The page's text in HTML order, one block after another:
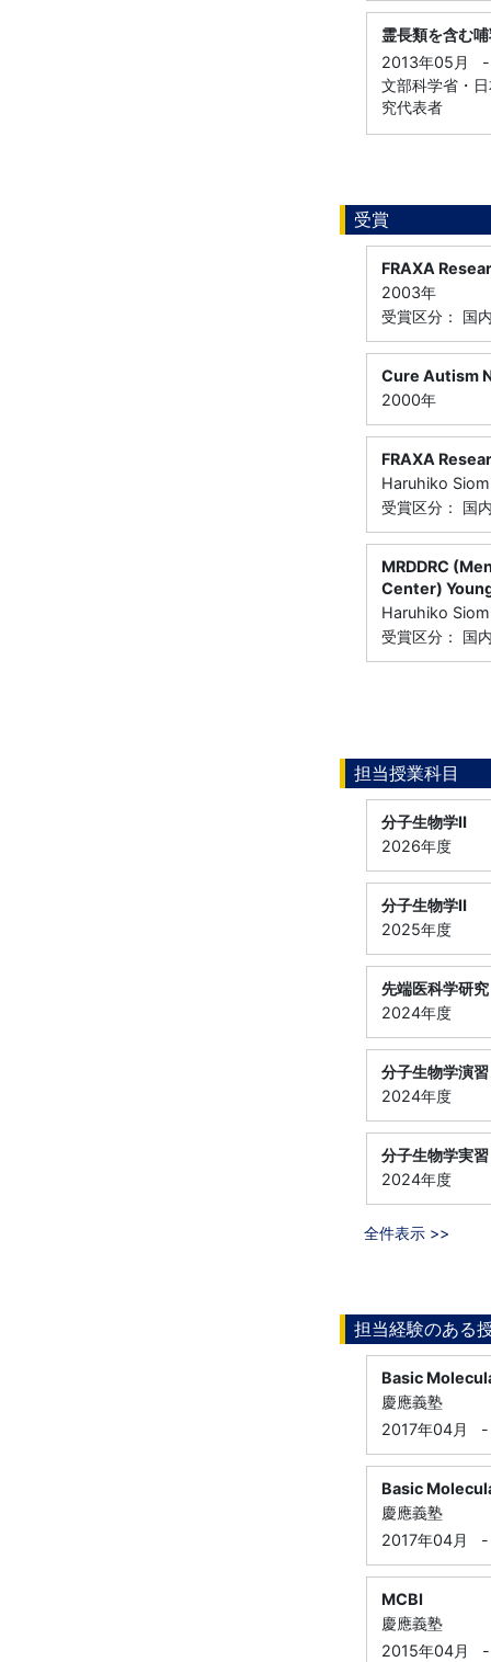
霊長類を含む
2013年05月
-
文部科学省・
究代表者
受賞
FRAXA
2003年
受賞区分： 国
Cure Autism
2000年
FRAXA
Haruhiko
受賞区分： 国
MRDDRC
Center)
Haruhiko
受賞区分： 国
担当授業科目
分子生物学Ⅱ
2026年度
分子生物学Ⅱ
2025年度
先端医科学研究
2024年度
分子生物学演習
2024年度
分子生物学実習
2024年度
全件表示 >>
担当経験のある
Basic
慶應義塾
2017年04月
-
Basic
慶應義塾
2017年04月
-
MCBI
慶應義塾
2015年04月
-